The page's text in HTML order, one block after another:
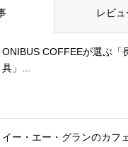
レビ
ONIBUS COFFEEが選ぶ「
具」...
イー・エー・グランのカフ